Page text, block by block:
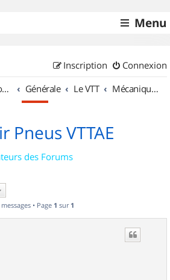
Menu
Connexion
Inscription
Accueil forum Générale Le VTT Mécanique et Entretiens
Pneus VTTAE
des Forums
• Page 1 sur 1